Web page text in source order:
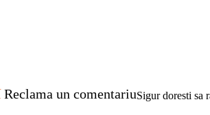
Reclama un comentariuSigur doresti sa